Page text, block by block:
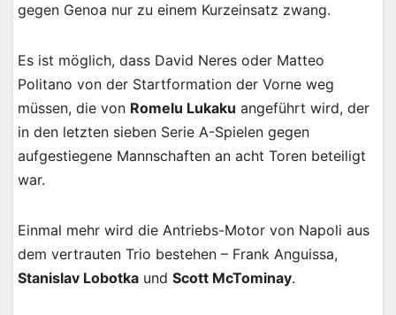
gegen Genoa nur zu einem Kurzeinsatz zwang.
Es ist möglich, dass David Neres oder Matteo
Politano von der Startformation der Vorne weg
müssen, die von Romelu Lukaku angeführt wird, der
in den letzten sieben Serie A-Spielen gegen
aufgestiegene Mannschaften an acht Toren beteiligt
war.
Einmal mehr wird die Antriebs-Motor von Napoli aus
dem vertrauten Trio bestehen – Frank Anguissa,
Stanislav Lobotka und Scott McTominay.